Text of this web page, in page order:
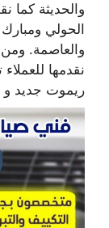
والحديثة كما
الحولي ومبارك
والعاصمة. ومن
نقدمها
ريموت جديد و